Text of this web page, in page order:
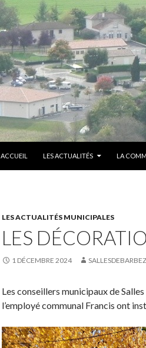
ACCUEIL
LES ACTUALITÉS LA
LES ACTUALITÉS MUNICIPALES
LES
1 DÉCEMBRE 2024
Les conseillers municipaux de
l’employé communal Francis ont